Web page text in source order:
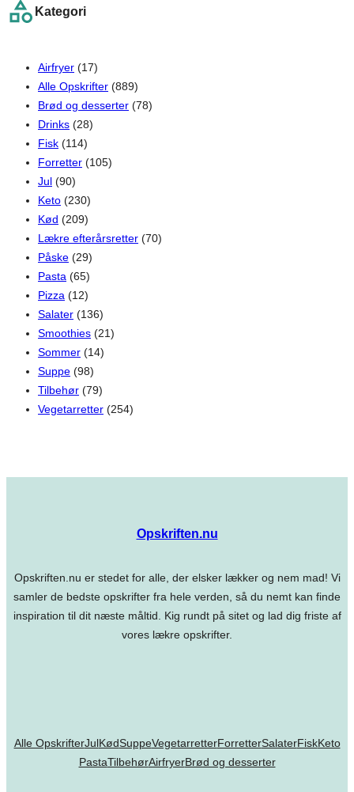
c
Kategori
Airfryer (17)
Alle Opskrifter (889)
Brød og desserter (78)
Drinks (28)
Fisk (114)
Forretter (105)
Jul (90)
Keto (230)
Kød (209)
Lækre efterårsretter (70)
Påske (29)
Pasta (65)
Pizza (12)
Salater (136)
Smoothies (21)
Sommer (14)
Suppe (98)
Tilbehør (79)
Vegetarretter (254)
Opskriften.nu
Opskriften.nu er stedet for alle, der elsker lækker og nem mad! Vi
samler de bedste opskrifter fra hele verden, så du nemt kan finde
inspiration til dit næste måltid. Kig rundt på sitet og lad dig friste af
vores lækre opskrifter.
Alle OpskrifterJulKødSuppeVegetarretterForretterSalaterFiskKeto
PastaTilbehørAirfryerBrød og desserter